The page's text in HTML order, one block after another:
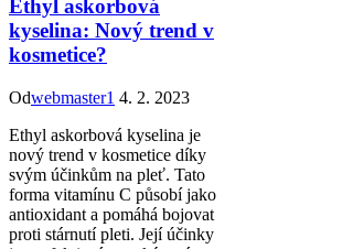
Ethyl askorbová
kyselina: Nový trend v
kosmetice?
Odwebmaster1 4. 2. 2023
Ethyl askorbová kyselina je
nový trend v kosmetice díky
svým účinkům na pleť. Tato
forma vitamínu C působí jako
antioxidant a pomáhá bojovat
proti stárnutí pleti. Její účinky